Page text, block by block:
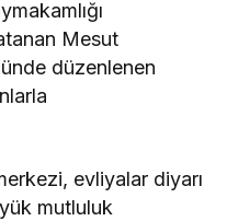
Mesut
düzenlenen
evliyalar diyarı
mutluluk